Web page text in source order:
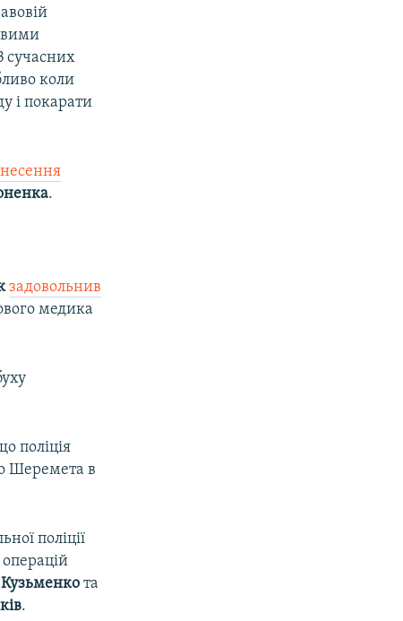
сучасних
коли
і покарати
.
задовольнив
медика
поліція
Шеремета в
поліції
та
.